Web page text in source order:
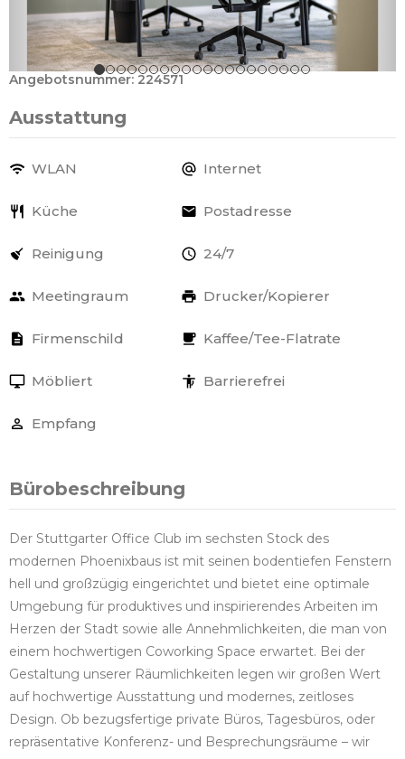
Angebotsnummer: 224571
Ausstattung
WLAN Internet
Küche Postadresse
Reinigung 24/7
Meetingraum Drucker/Kopierer
Firmenschild Kaffee/Tee-Flatrate
Möbliert Barrierefrei
Empfang
Bürobeschreibung
Der Stuttgarter Office Club im sechsten Stock des
modernen Phoenixbaus ist mit seinen bodentiefen Fenstern
hell und großzügig eingerichtet und bietet eine optimale
Umgebung für produktives und inspirierendes Arbeiten im
Herzen der Stadt sowie alle Annehmlichkeiten, die man von
einem hochwertigen Coworking Space erwartet. Bei der
Gestaltung unserer Räumlichkeiten legen wir großen Wert
auf hochwertige Ausstattung und modernes, zeitloses
Design. Ob bezugsfertige private Büros, Tagesbüros, oder
repräsentative Konferenz- und Besprechungsräume – wir